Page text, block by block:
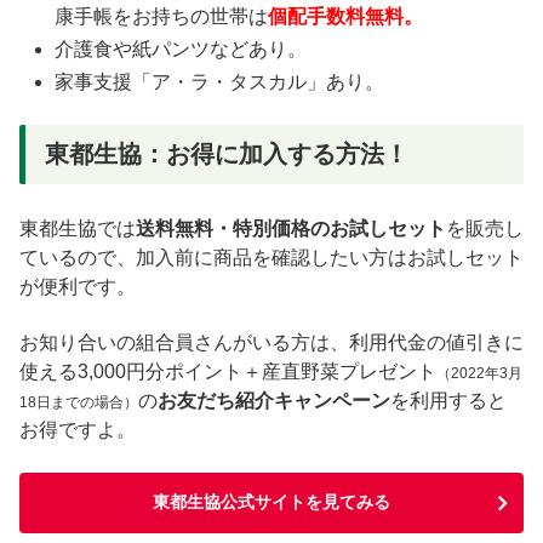
康手帳をお持ちの世帯は個配手数料無料。
介護食や紙パンツなどあり。
家事支援「ア・ラ・タスカル」あり。
東都生協：お得に加入する方法！
東都生協では送料無料・特別価格のお試しセット を販売し
ているので、加入前に商品を確認したい方はお試しセット
が便利です。
お知り合いの組合員さんがいる方は、利用代金の値引きに
使える3,000円分ポイント＋産直野菜プレゼント
（2022年3月
18日までの場合） のお友だち紹介キャンペーンを利用すると
お得ですよ。
東都生協公式サイトを見てみる